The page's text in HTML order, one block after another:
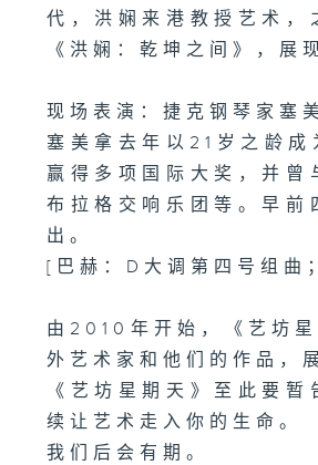
代，洪娴来港教授艺术，
《洪娴：乾坤之间》，展
现场表演：捷克钢琴家塞
塞美拿去年以21岁之龄
赢得多项国际大奖，并曾
布拉格交响乐团等。早前
出。
[巴赫：D大调第四号组曲
由2010年开始，《艺坊
外艺术家和他们的作品，
《艺坊星期天》至此要
续让艺术走入你的生命。
我们后会有期。